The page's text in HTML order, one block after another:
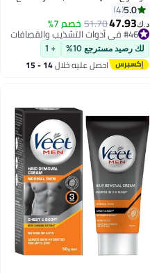
قريبة، ليثيوم أيون، ماكينة حلاقة
لللحية مقاومة للماء، مجموعة
العناية، رؤوس قابلة للتبديل،
احترافية، لاسلكية، قطع قريب
5.0
4
د.ك‏47.93
51.70خصم 7%
#46 في أدوات التشذيب والقصافات
#46 في أدوات التشذيب والقصافات
لك رصيد مسترجع 10% + 1
احصل عليه خلال 14 - 15